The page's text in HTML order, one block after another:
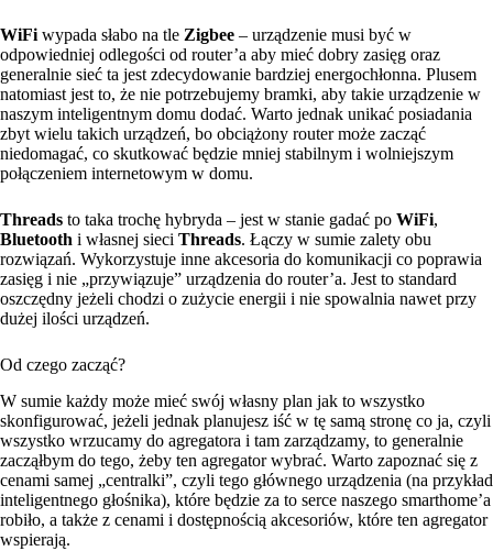
WiFi wypada słabo na tle Zigbee – urządzenie musi być w
odpowiedniej odlegości od router’a aby mieć dobry zasięg oraz
generalnie sieć ta jest zdecydowanie bardziej energochłonna. Plusem
natomiast jest to, że nie potrzebujemy bramki, aby takie urządzenie w
naszym inteligentnym domu dodać. Warto jednak unikać posiadania
zbyt wielu takich urządzeń, bo obciążony router może zacząć
niedomagać, co skutkować będzie mniej stabilnym i wolniejszym
połączeniem internetowym w domu.
Threads to taka trochę hybryda – jest w stanie gadać po WiFi,
Bluetooth i własnej sieci Threads. Łączy w sumie zalety obu
rozwiązań. Wykorzystuje inne akcesoria do komunikacji co poprawia
zasięg i nie „przywiązuje” urządzenia do router’a. Jest to standard
oszczędny jeżeli chodzi o zużycie energii i nie spowalnia nawet przy
dużej ilości urządzeń.
Od czego zacząć?
W sumie każdy może mieć swój własny plan jak to wszystko
skonfigurować, jeżeli jednak planujesz iść w tę samą stronę co ja, czyli
wszystko wrzucamy do agregatora i tam zarządzamy, to generalnie
zacząłbym do tego, żeby ten agregator wybrać. Warto zapoznać się z
cenami samej „centralki”, czyli tego głównego urządzenia (na przykład
inteligentnego głośnika), które będzie za to serce naszego smarthome’a
robiło, a także z cenami i dostępnością akcesoriów, które ten agregator
wspierają.